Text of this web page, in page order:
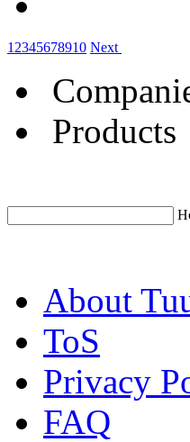
1 2345678910 Next
Products
About
ToS
Privacy
FAQ